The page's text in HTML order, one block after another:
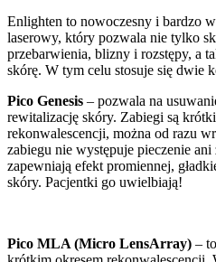
Enlighten to nowoczesny i bardzo
laserowy, który pozwala nie tylko
przebarwienia, blizny i rozstępy, a
skórę. W tym celu stosuje się dwie
Pico Genesis – pozwala na
rewitalizację skóry. Zabiegi są
rekonwalescencji, można od razu
zabiegu nie występuje pieczenie ani
zapewniają efekt promiennej,
skóry. Pacjentki go uwielbiają!
Pico MLA (Micro LensArray) –